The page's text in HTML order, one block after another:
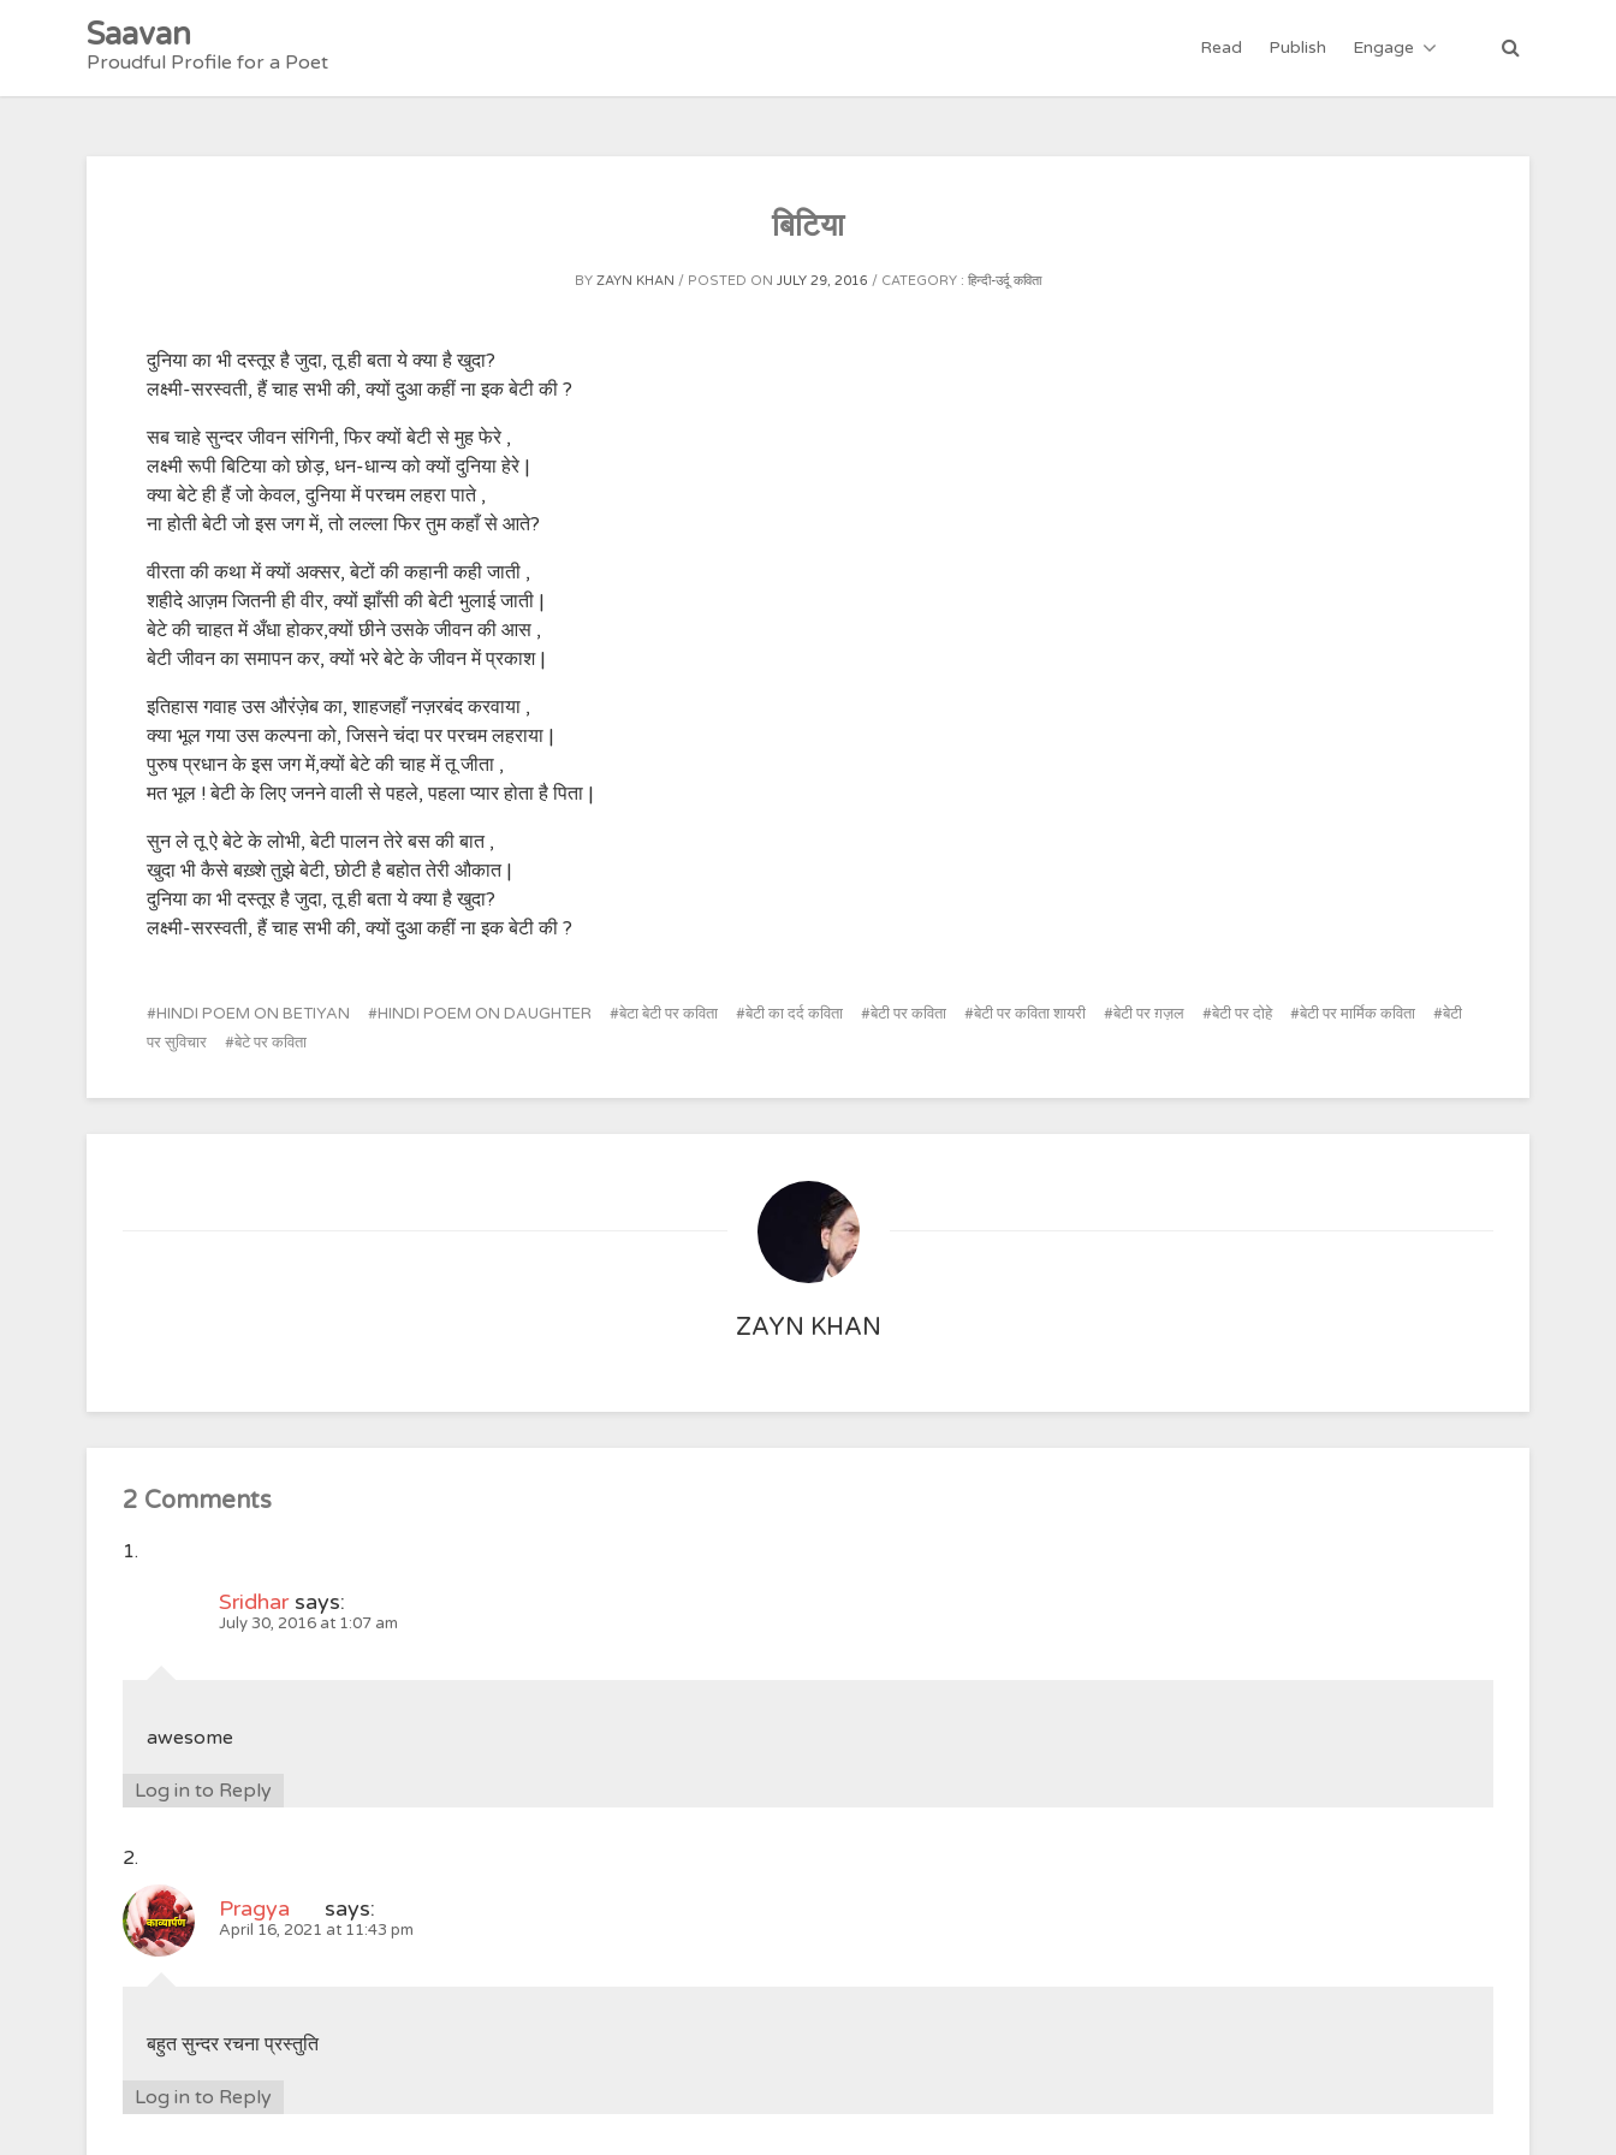
Saavan
Proudful Profile for a Poet
Read Publish Engage
बिटिया
BY ZAYN KHAN POSTED ON JULY 29, 2016 CATEGORY : हिन्दी-उर्दू कविता
दुनिया का भी दस्तूर है जुदा, तू ही बता ये क्या है खुदा?
लक्ष्मी-सरस्वती, हैं चाह सभी की, क्यों दुआ कहीं ना इक बेटी की ?
सब चाहे सुन्दर जीवन संगिनी, फिर क्यों बेटी से मुह फेरे ,
लक्ष्मी रूपी बिटिया को छोड़, धन-धान्य को क्यों दुनिया हेरे |
क्या बेटे ही हैं जो केवल, दुनिया में परचम लहरा पाते ,
ना होती बेटी जो इस जग में, तो लल्ला फिर तुम कहाँ से आते?
वीरता की कथा में क्यों अक्सर, बेटों की कहानी कही जाती ,
शहीदे आज़म जितनी ही वीर, क्यों झाँसी की बेटी भुलाई जाती |
बेटे की चाहत में अँधा होकर,क्यों छीने उसके जीवन की आस ,
बेटी जीवन का समापन कर, क्यों भरे बेटे के जीवन में प्रकाश |
इतिहास गवाह उस औरंज़ेब का, शाहजहाँ नज़रबंद करवाया ,
क्या भूल गया उस कल्पना को, जिसने चंदा पर परचम लहराया |
पुरुष प्रधान के इस जग में,क्यों बेटे की चाह में तू जीता ,
मत भूल ! बेटी के लिए जनने वाली से पहले, पहला प्यार होता है पिता |
सुन ले तू ऐ बेटे के लोभी, बेटी पालन तेरे बस की बात ,
खुदा भी कैसे बख़्शे तुझे बेटी, छोटी है बहोत तेरी औकात |
दुनिया का भी दस्तूर है जुदा, तू ही बता ये क्या है खुदा?
लक्ष्मी-सरस्वती, हैं चाह सभी की, क्यों दुआ कहीं ना इक बेटी की ?
HINDI POEM ON BETIYAN HINDI POEM ON DAUGHTER बेटा बेटी पर कविता बेटी का दर्द कविता बेटी पर कविता बेटी पर कविता शायरी बेटी पर ग़ज़ल बेटी पर दोहे बेटी पर मार्मिक कविता
बेटी
पर सुविचार
बेटे पर कविता
ZAYN KHAN
2 Comments
Sridhar says:
July 30, 2016 at 1:07 am
awesome
Log in to Reply
Pragya says:
April 16, 2021 at 11:43 pm
बहुत सुन्दर रचना प्रस्तुति
Log in to Reply